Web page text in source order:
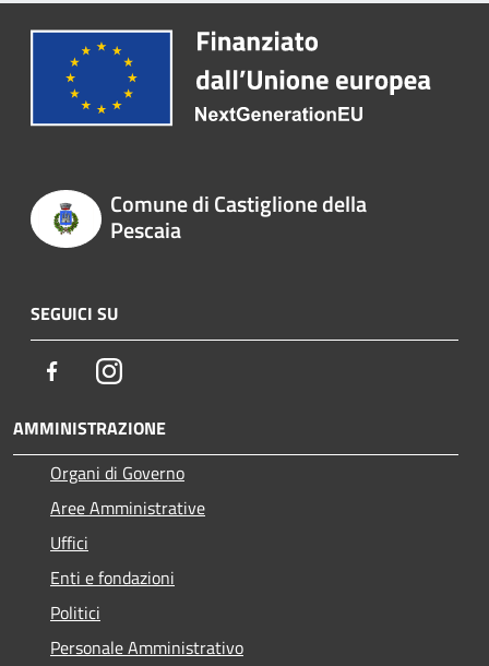
Comune di Castiglione della
Pescaia
SEGUICI SU
FacebookInstagram
AMMINISTRAZIONE
Organi di Governo
Aree Amministrative
Uffici
Enti e fondazioni
Politici
Personale Amministrativo